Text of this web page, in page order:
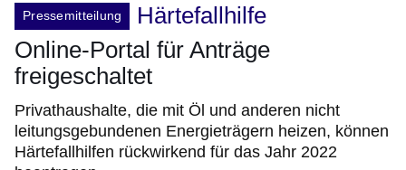
Pressemitteilung
Härtefallhilfe
Online-Portal für Anträge
freigeschaltet
Privathaushalte, die mit Öl und anderen nicht
leitungsgebundenen Energieträgern heizen, können
Härtefallhilfen rückwirkend für das Jahr 2022